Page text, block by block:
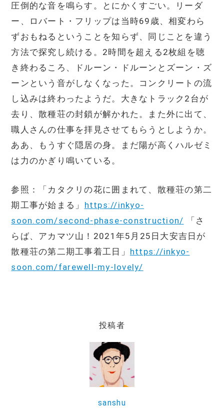
圧倒的な音を鳴らす。とにかくすごい。リーダ
ー、ロバート・フリップは当時69歳、相変わら
ずおもねるということを知らず、同じことを違う
方法で探究し続ける。2時間を超える2枚組を聴
き終わるころ、ドルーン・ドルーンとズーン・ズ
ーンという音がしなくなった。コンクリートの流
し込みは終わったようだ。大きなトラック2台が
去り、散種荘の封鎖が解かれた。また外に出て、
職人さんの仕事を拝見させてもらうとしようか。
ああ、もうすぐ隠居の身。まだ陽が高くハルゼミ
は力のかぎり鳴いている。
参照：「カタクリの花に囲まれて、散種荘の第二
期工事が始まる」 https://inkyo-
soon.com/second-phase-construction/ 「さ
らば、アカマツ山！2021年5月25日大安吉日が
散種荘の第二期工事着工日」 https://inkyo-
soon.com/farewell-my-lovely/
投稿者
sanshu